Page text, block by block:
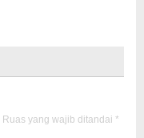
Ruas yang wajib ditandai *